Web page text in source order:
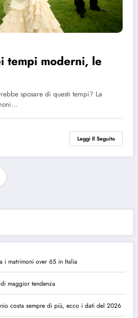
tempi moderni, le
sposare di questi tempi? La
Leggi Il Seguito
i matrimoni over 65 in Italia
maggior tendenza
costa sempre di più, ecco i dati del 2026